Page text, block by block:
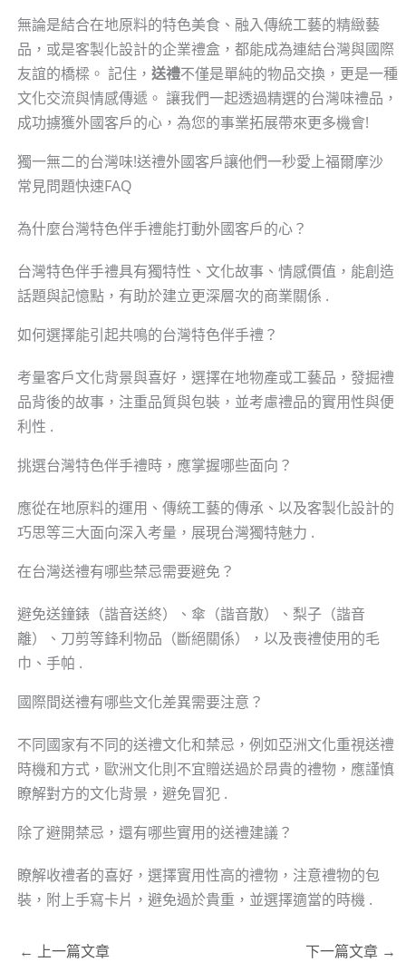
無論是結合在地原料的特色美食、融入傳統工藝的精緻藝
品，或是客製化設計的企業禮盒，都能成為連結台灣與國際
友誼的橋樑。 記住， 送禮不僅是單純的物品交換，更是一種
文化交流與情感傳遞。 讓我們一起透過精選的台灣味禮品，
成功擄獲外國客戶的心，為您的事業拓展帶來更多機會!
獨一無二的台灣味!送禮外國客戶讓他們一秒愛上福爾摩沙
常見問題快速FAQ
為什麼台灣特色伴手禮能打動外國客戶的心？
台灣特色伴手禮具有獨特性、文化故事、情感價值，能創造
話題與記憶點，有助於建立更深層次的商業關係 .
如何選擇能引起共鳴的台灣特色伴手禮？
考量客戶文化背景與喜好，選擇在地物產或工藝品，發掘禮
品背後的故事，注重品質與包裝，並考慮禮品的實用性與便
利性 .
挑選台灣特色伴手禮時，應掌握哪些面向？
應從在地原料的運用、傳統工藝的傳承、以及客製化設計的
巧思等三大面向深入考量，展現台灣獨特魅力 .
在台灣送禮有哪些禁忌需要避免？
避免送鐘錶（諧音送終）、傘（諧音散）、梨子（諧音
離）、刀剪等鋒利物品（斷絕關係），以及喪禮使用的毛
巾、手帕 .
國際間送禮有哪些文化差異需要注意？
不同國家有不同的送禮文化和禁忌，例如亞洲文化重視送禮
時機和方式，歐洲文化則不宜贈送過於昂貴的禮物，應謹慎
瞭解對方的文化背景，避免冒犯 .
除了避開禁忌，還有哪些實用的送禮建議？
瞭解收禮者的喜好，選擇實用性高的禮物，注意禮物的包
裝，附上手寫卡片，避免過於貴重，並選擇適當的時機 .
← 上一篇文章 下一篇文章 →